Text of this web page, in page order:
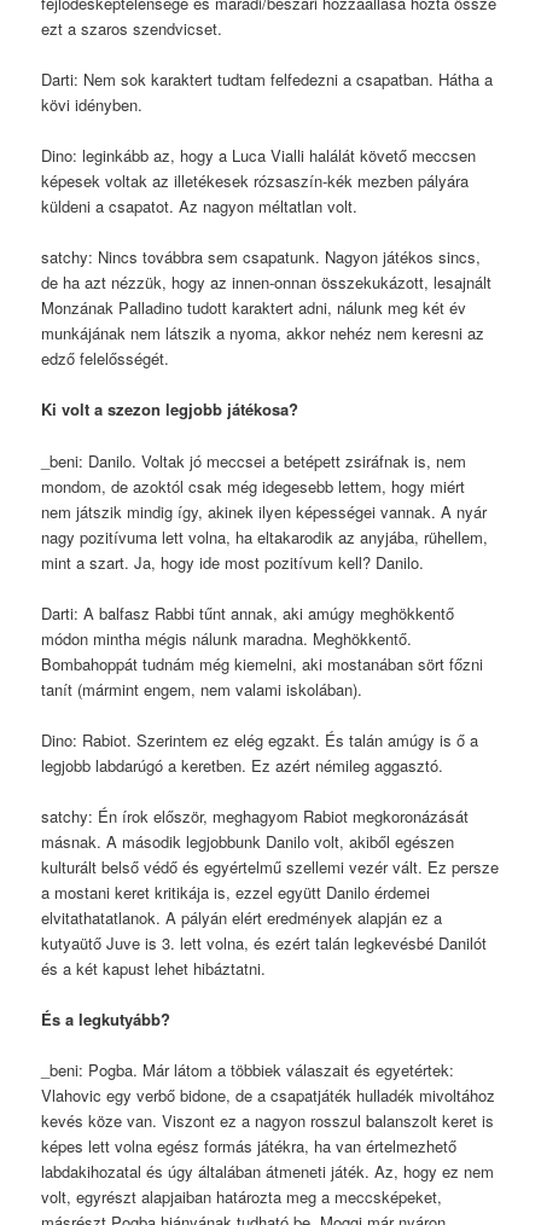
ezt a szaros szendvicset.
Darti: Nem sok karaktert tudtam felfedezni a csapatban. Hátha a
kövi idényben.
Dino: leginkább az, hogy a Luca Vialli halálát követő meccsen
képesek voltak az illetékesek rózsaszín-kék mezben pályára
küldeni a csapatot. Az nagyon méltatlan volt.
satchy: Nincs továbbra sem csapatunk. Nagyon játékos sincs,
de ha azt nézzük, hogy az innen-onnan összekukázott, lesajnált
Monzának Palladino tudott karaktert adni, nálunk meg két év
munkájának nem látszik a nyoma, akkor nehéz nem keresni az
edző felelősségét.
Ki volt a szezon legjobb játékosa?
_beni: Danilo. Voltak jó meccsei a betépett zsiráfnak is, nem
mondom, de azoktól csak még idegesebb lettem, hogy miért
nem játszik mindig így, akinek ilyen képességei vannak. A nyár
nagy pozitívuma lett volna, ha eltakarodik az anyjába, rühellem,
mint a szart. Ja, hogy ide most pozitívum kell? Danilo.
Darti: A balfasz Rabbi tűnt annak, aki amúgy meghökkentő
módon mintha mégis nálunk maradna. Meghökkentő.
Bombahoppát tudnám még kiemelni, aki mostanában sört főzni
tanít (mármint engem, nem valami iskolában).
Dino: Rabiot. Szerintem ez elég egzakt. És talán amúgy is ő a
legjobb labdarúgó a keretben. Ez azért némileg aggasztó.
satchy: Én írok először, meghagyom Rabiot megkoronázását
másnak. A második legjobbunk Danilo volt, akiből egészen
kulturált belső védő és egyértelmű szellemi vezér vált. Ez persze
a mostani keret kritikája is, ezzel együtt Danilo érdemei
elvitathatatlanok. A pályán elért eredmények alapján ez a
kutyaütő Juve is 3. lett volna, és ezért talán legkevésbé Danilót
és a két kapust lehet hibáztatni.
És a legkutyább?
_beni: Pogba. Már látom a többiek válaszait és egyetértek:
Vlahovic egy verbő bidone, de a csapatjáték hulladék mivoltához
kevés köze van. Viszont ez a nagyon rosszul balanszolt keret is
képes lett volna egész formás játékra, ha van értelmezhető
labdakihozatal és úgy általában átmeneti játék. Az, hogy ez nem
volt, egyrészt alapjaiban határozta meg a meccsképeket,